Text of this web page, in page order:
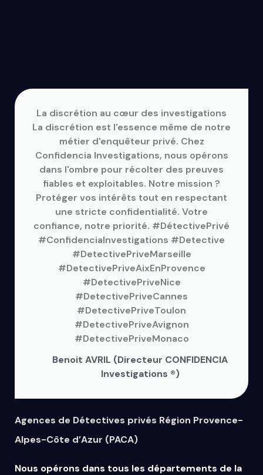
La discrétion au cœur des investigations
La discrétion est l'essence même de notre
métier d'enquêteur privé. Chez
Confidencia Investigations, nous opérons
dans l'ombre pour récolter des preuves
fiables et exploitables. Notre mission ?
Protéger vos intérêts tout en respectant
une stricte confidentialité. Votre
confiance, notre priorité. #DétectivePrivé
#ConfidenciaInvestigations #Detective
#DetectivePriveMarseille
#DetectivePriveAixEnProvence
#DetectivePriveNice
#DetectivePriveCannes
#DetectivePriveToulon
#DetectivePriveAvignon
#DetectivePriveMonaco
Benoit AVRIL (Directeur CONFIDENCIA
Investigations ®)
Agences de Détectives privés Région Provence-
Alpes-Côte d’Azur (PACA)
Nous opérons dans tous les départements de la